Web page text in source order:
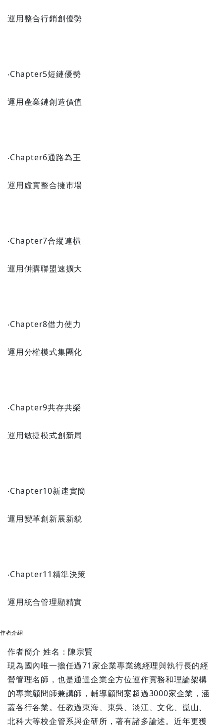
運用整合行銷創優勢
‧Chapter5短鏈優勢
運用產業鏈創造價值
‧Chapter6通路為王
運用虛實整合擁市場
‧Chapter7合縱連橫
運用併購聯盟速擴大
‧Chapter8借力使力
運用分權模式集團化
‧Chapter9共存共榮
運用敏捷模式創新局
‧Chapter10新速實簡
運用變革創新展新貌
‧Chapter11精準決策
運用統合管理顯精實
作者介紹
作者簡介 姓名：陳宗賢
現為國內唯一擔任過71家企業專業總經理與執行長的經
營管理名師，也是通達企業全方位運作實務和理論架構
的專業顧問師兼講師，輔導顧問案超過3000家企業，涵
蓋各行各業。任教過東海、東吳、淡江、文化、崑山、
北科大等校企管系與企研所，著有諸多論述。近年更獲